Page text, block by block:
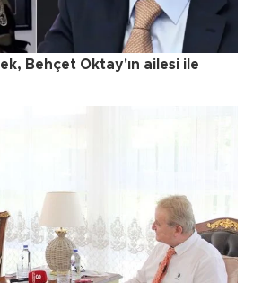
Behçet Oktay'ın ailesi ile